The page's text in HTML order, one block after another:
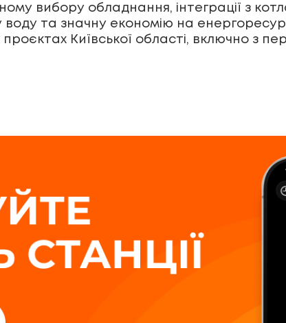
вибору обладнання, інтеграції з
та значну економію на
проєктах Київської області, включно з